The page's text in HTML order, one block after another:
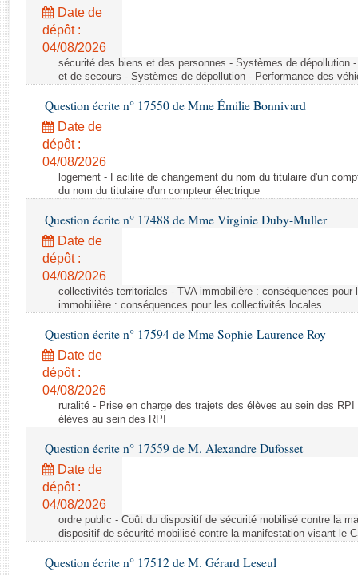
Rapports législatifs
Rapports sur l'application des lois
Baromètre de l’application des lois
Dossiers législatifs
Budget et sécurité sociale
Questions écrites et orales
Comptes rendus des débats
Date de
dépôt :
04/08/2026
sécurité des biens et des personnes - Systèmes de dépollution
et de secours - Systèmes de dépollution - Performance des
Question écrite n° 17550 de Mme Émilie Bonnivard
Date de
dépôt :
04/08/2026
logement - Facilité de changement du nom du titulaire d'un
du nom du titulaire d'un compteur électrique
Question écrite n° 17488 de Mme Virginie Duby-Muller
Date de
dépôt :
04/08/2026
collectivités territoriales - TVA immobilière : conséquences
immobilière : conséquences pour les collectivités locales
Question écrite n° 17594 de Mme Sophie-Laurence Roy
Date de
dépôt :
04/08/2026
ruralité - Prise en charge des trajets des élèves au sein des
élèves au sein des RPI
Question écrite n° 17559 de M. Alexandre Dufosset
Date de
dépôt :
04/08/2026
ordre public - Coût du dispositif de sécurité mobilisé contre la
dispositif de sécurité mobilisé contre la manifestation visant le
Question écrite n° 17512 de M. Gérard Leseul